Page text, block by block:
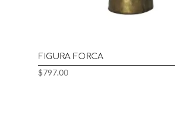
FIGURA FORCA
$797.00